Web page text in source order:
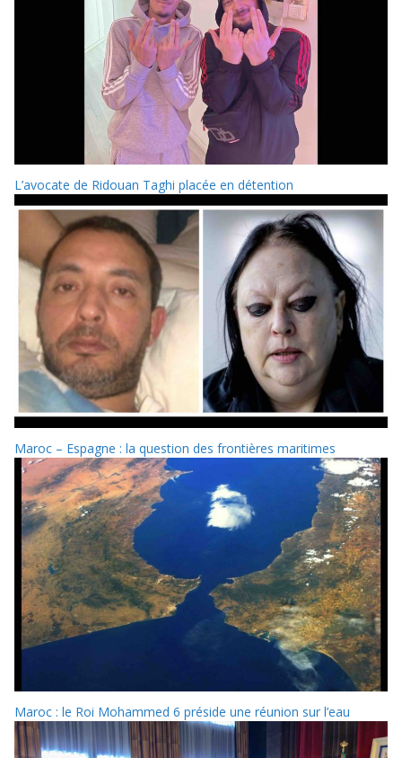
L’avocate de Ridouan Taghi placée en détention
Maroc – Espagne : la question des frontières maritimes
Maroc : le Roi Mohammed 6 préside une réunion sur l’eau